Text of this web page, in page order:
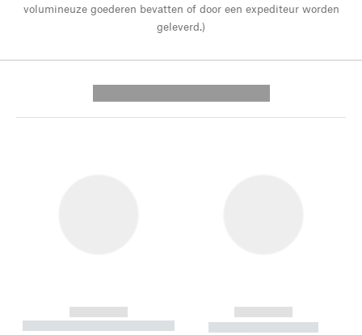
volumineuze goederen bevatten of door een expediteur worden
geleverd.)
------------
----------- ----------- --------
------------
----------- -----------